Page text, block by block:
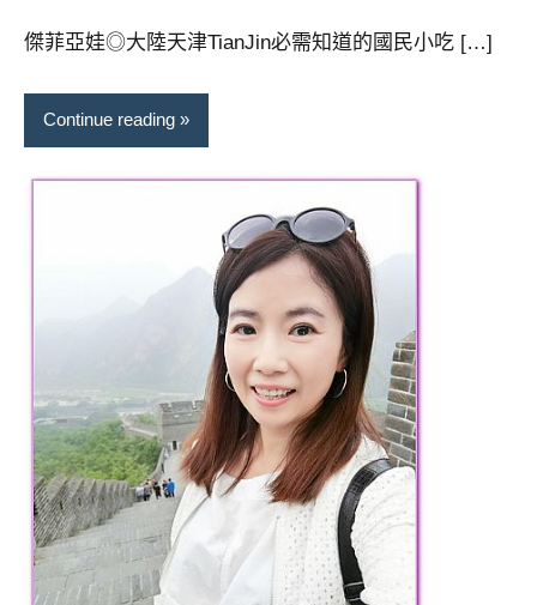
傑菲亞娃◎大陸天津TianJin必需知道的國民小吃 […]
Continue reading